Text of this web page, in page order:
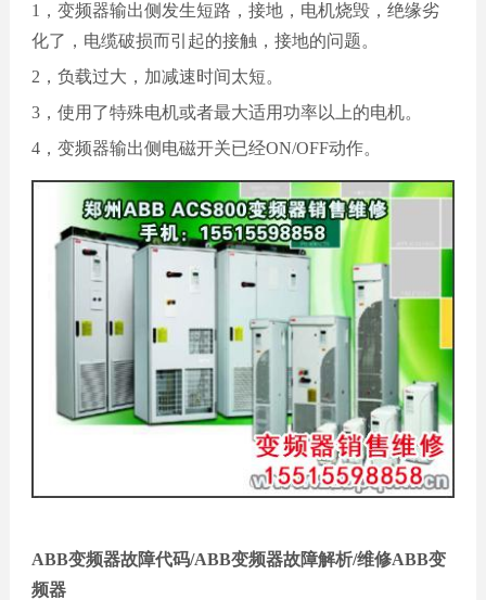
1，变频器输出侧发生短路，接地，电机烧毁，绝缘劣
化了，电缆破损而引起的接触，接地的问题。
2，负载过大，加减速时间太短。
3，使用了特殊电机或者最大适用功率以上的电机。
4，变频器输出侧电磁开关已经ON/OFF动作。
ABB变频器故障代码/ABB变频器故障解析/维修ABB变
频器